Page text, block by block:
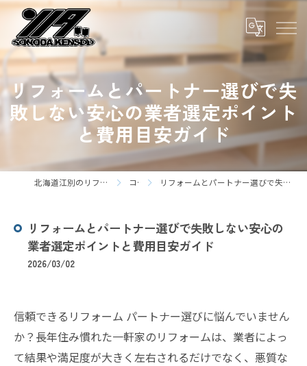
リフォームとパートナー選びで失
敗しない安心の業者選定ポイント
と費用目安ガイド
北海道江別のリフォームなら株式会社園田建装 コラム リフォームとパートナー選びで失敗しない安心の業者選定ポイントと費用目安ガイド
リフォームとパートナー選びで失敗しない安心の
業者選定ポイントと費用目安ガイド
2026/03/02
信頼できるリフォーム パートナー選びに悩んでいません
か？長年住み慣れた一軒家のリフォームは、業者によっ
て結果や満足度が大きく左右されるだけでなく、悪質な